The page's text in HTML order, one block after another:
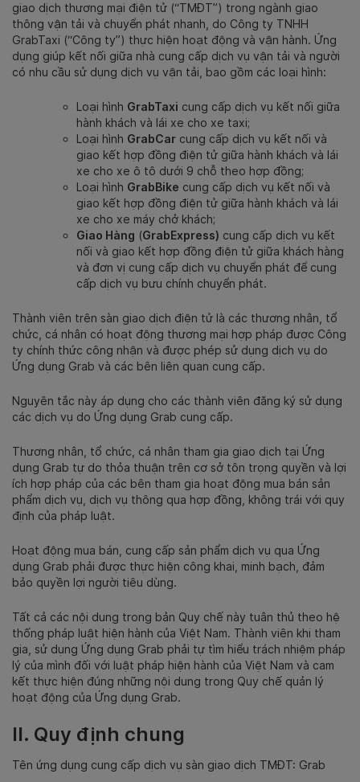
giao dịch thương mại điện tử (“TMĐT”) trong ngành giao
thông vận tải và chuyển phát nhanh, do Công ty TNHH
GrabTaxi (“Công ty”) thực hiện hoạt động và vận hành. Ứng
dụng giúp kết nối giữa nhà cung cấp dịch vụ vận tải và người
có nhu cầu sử dụng dịch vụ vận tải, bao gồm các loại hình:
Loại hình GrabTaxi cung cấp dịch vụ kết nối giữa
hành khách và lái xe cho xe taxi;
Loại hình GrabCar cung cấp dịch vụ kết nối và
giao kết hợp đồng điện tử giữa hành khách và lái
xe cho xe ô tô dưới 9 chỗ theo hợp đồng;
Loại hình GrabBike cung cấp dịch vụ kết nối và
giao kết hợp đồng điện tử giữa hành khách và lái
xe cho xe máy chở khách;
Giao Hàng (GrabExpress) cung cấp dịch vụ kết
nối và giao kết hợp đồng điện tử giữa khách hàng
và đơn vị cung cấp dịch vụ chuyển phát để cung
cấp dịch vụ bưu chính chuyển phát.
Thành viên trên sàn giao dịch điện tử là các thương nhân, tổ
chức, cá nhân có hoạt động thương mại hợp pháp được Công
ty chính thức công nhận và được phép sử dụng dịch vụ do
Ứng dụng Grab và các bên liên quan cung cấp.
Nguyên tắc này áp dụng cho các thành viên đăng ký sử dụng
các dịch vụ do Ứng dụng Grab cung cấp.
Thương nhân, tổ chức, cá nhân tham gia giao dịch tại Ứng
dụng Grab tự do thỏa thuận trên cơ sở tôn trọng quyền và lợi
ích hợp pháp của các bên tham gia hoạt động mua bán sản
phẩm dịch vụ, dịch vụ thông qua hợp đồng, không trái với quy
định của pháp luật.
Hoạt động mua bán, cung cấp sản phẩm dịch vụ qua Ứng
dụng Grab phải được thực hiện công khai, minh bạch, đảm
bảo quyền lợi người tiêu dùng.
Tất cả các nội dung trong bản Quy chế này tuân thủ theo hệ
thống pháp luật hiện hành của Việt Nam. Thành viên khi tham
gia, sử dụng Ứng dụng Grab phải tự tìm hiểu trách nhiệm pháp
lý của mình đối với luật pháp hiện hành của Việt Nam và cam
kết thực hiện đúng những nội dung trong Quy chế quản lý
hoạt động của Ứng dụng Grab.
II. Quy định chung
Tên ứng dụng cung cấp dịch vụ sàn giao dịch TMĐT: Grab